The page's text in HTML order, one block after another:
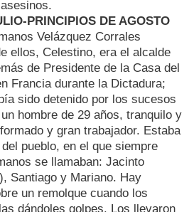
PRINCIPIOS DE AGOSTO
Velázquez Corrales
ellos, Celestino, era el alcalde
de Presidente de la Casa del
Francia durante la Dictadura;
sido detenido por los sucesos
hombre de 29 años, tranquilo y
y gran trabajador. Estaba
pueblo, en el que siempre
se llamaban: Jacinto
Santiago y Mariano. Hay
un remolque cuando los
dándoles golpes. Los llevaron